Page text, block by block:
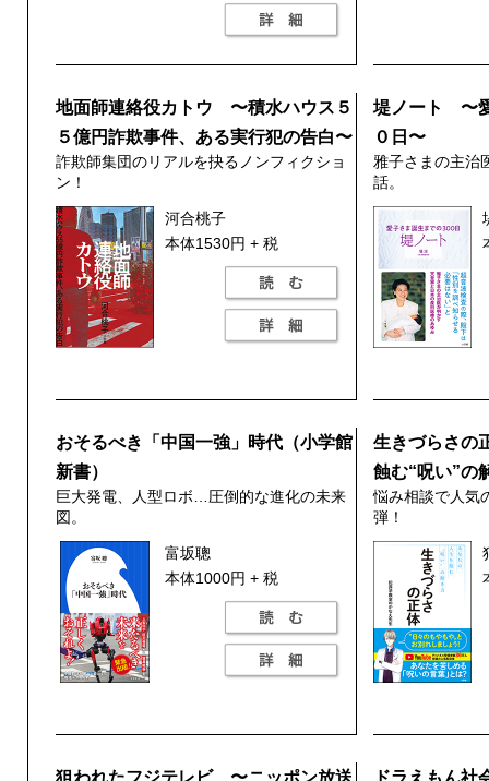
地面師連絡役カトウ 〜積水ハウス５
５億円詐欺事件、ある実行犯の告白〜
詐欺師集団のリアルを抉るノンフィクショ
ン！
河合桃子
本体1530円 + 税
堤ノート 〜
０日〜
雅子さまの主治
話。
おそるべき「中国一強」時代（小学館
新書）
巨大発電、人型ロボ…圧倒的な進化の未来
図。
富坂聰
本体1000円 + 税
生きづらさの
蝕む“呪い”の
悩み相談で人気
弾！
狙われたフジテレビ 〜ニッポン放送
ドラえもん